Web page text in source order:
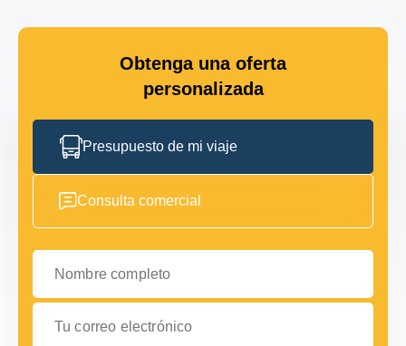
Obtenga una oferta
personalizada
Presupuesto de mi viaje
Consulta comercial
Nombre completo
Tu correo electrónico